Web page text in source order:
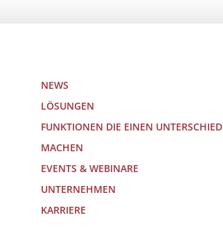
NEWS
LÖSUNGEN
FUNKTIONEN DIE EINEN UNTERSCHIED
MACHEN
EVENTS & WEBINARE
UNTERNEHMEN
KARRIERE